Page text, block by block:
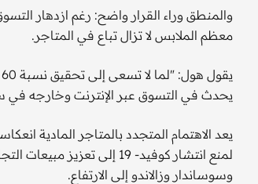
والمنطق وراء القرار واضح: رغم ازدهار
معظم الملابس لا تزال تباع في المتاجر.
يحدث في التسوق عبر الإنترنت وخارجه في
لمنع انتشار كوفيد- 19 إلى
وسوساندار وزالاندو إلى الارتفاع.